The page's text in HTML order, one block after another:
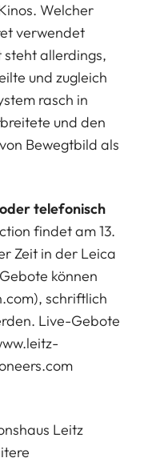
Welcher
verwendet
allerdings,
und zugleich
rasch in
und den
Bewegtbild als
telefonisch
findet am 13.
Zeit in der Leica
können
), schriftlich
Live-Gebote
Leitz